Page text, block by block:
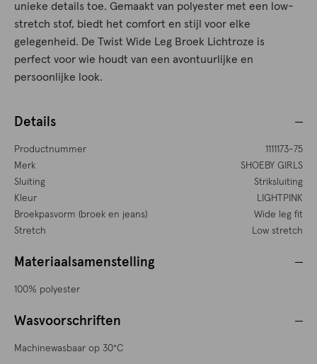
unieke details toe. Gemaakt van polyester met een low-
stretch stof, biedt het comfort en stijl voor elke
gelegenheid. De Twist Wide Leg Broek Lichtroze is
perfect voor wie houdt van een avontuurlijke en
persoonlijke look.
Details
Productnummer
1111173-75
Merk
SHOEBY GIRLS
Sluiting
Striksluiting
Kleur
LIGHTPINK
Broekpasvorm (broek en jeans)
Wide leg fit
Stretch
Low stretch
Materiaalsamenstelling
100% polyester
Wasvoorschriften
Machinewasbaar op 30°C